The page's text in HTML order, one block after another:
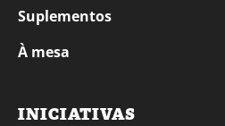
Suplementos
À mesa
INICIATIVAS